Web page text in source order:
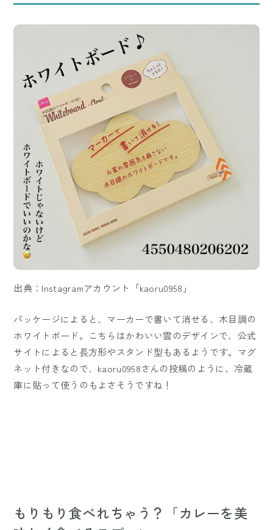
出典：Instagramアカウント「kaoru0958」
パッケージによると、マーカーで書いて消せる、木目調の
ホワイトボード。こちらはかわいい雲のデザインで、公式
サイトによると長方形やスタンド型もあるようです。マグ
ネット付きなので、kaoru0958さんの投稿のように、冷蔵
庫に貼って使うのもよさそうですね！
もりもり食べれちゃう？「カレーを美